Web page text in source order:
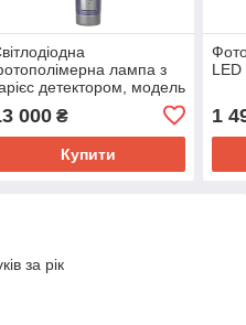
лампа з
детектором, модель
000₴
Купити
LED
1
за рік